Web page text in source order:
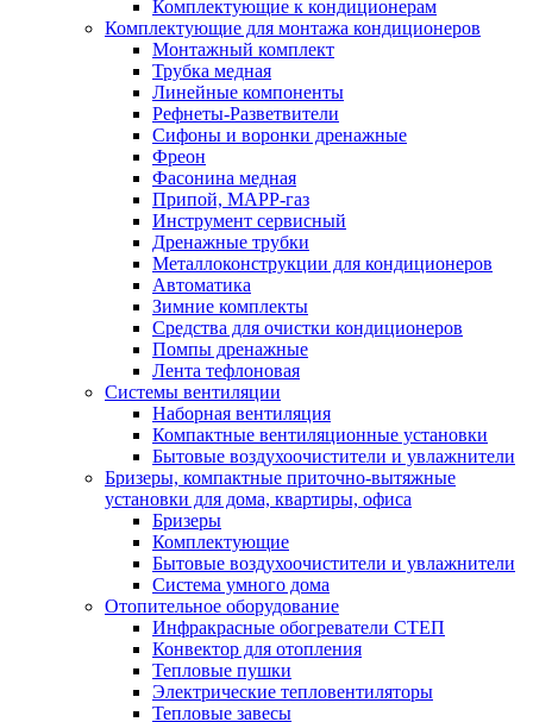
Комплектующие к кондиционерам
Комплектующие для монтажа кондиционеров
Монтажный комплект
Трубка медная
Линейные компоненты
Рефнеты-Разветвители
Сифоны и воронки дренажные
Фреон
Фасонина медная
Припой, МАРР-газ
Инструмент сервисный
Дренажные трубки
Металлоконструкции для кондиционеров
Автоматика
Зимние комплекты
Средства для очистки кондиционеров
Помпы дренажные
Лента тефлоновая
Системы вентиляции
Наборная вентиляция
Компактные вентиляционные установки
Бытовые воздухоочистители и увлажнители
Бризеры, компактные приточно-вытяжные
установки для дома, квартиры, офиса
Бризеры
Комплектующие
Бытовые воздухоочистители и увлажнители
Система умного дома
Отопительное оборудование
Инфракрасные обогреватели СТЕП
Конвектор для отопления
Тепловые пушки
Электрические тепловентиляторы
Тепловые завесы